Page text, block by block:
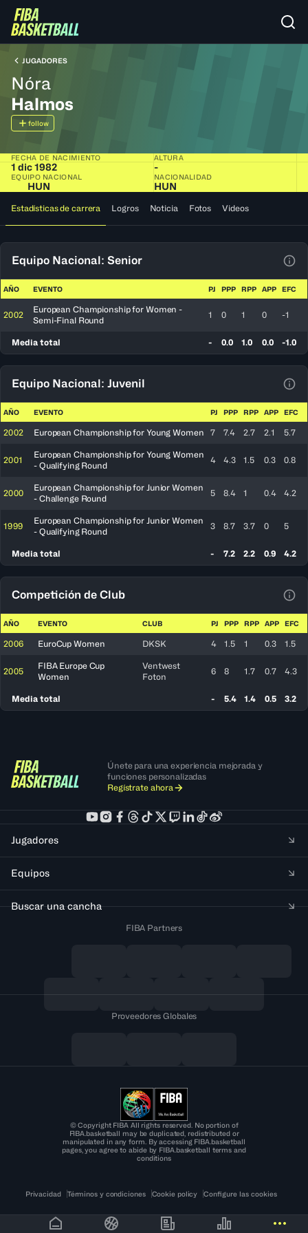
JUGADORES
Nóra
Halmos
follow
FECHA DE NACIMIENTO
1 dic 1982
ALTURA
-
EQUIPO NACIONAL
HUN
NACIONALIDAD
HUN
Estadísticas de carrera Logros Noticia Fotos Videos
Equipo Nacional: Senior
AÑO EVENTO PJ PPP RPP APP EFC
2002
European Championship for Women -
Semi-Final Round
1 0 1 0 -1
Media total - 0.0 1.0 0.0 -1.0
Equipo Nacional: Juvenil
AÑO EVENTO PJ PPP RPP APP EFC
2002 European Championship for Young Women 7 7.4 2.7 2.1 5.7
2001
European Championship for Young Women
- Qualifying Round
4 4.3 1.5 0.3 0.8
2000
European Championship for Junior Women
- Challenge Round
5 8.4 1 0.4 4.2
1999
European Championship for Junior Women
- Qualifying Round
3 8.7 3.7 0 5
Media total - 7.2 2.2 0.9 4.2
Competición de Club
AÑO EVENTO CLUB PJ PPP RPP APP EFC
2006 EuroCup Women DKSK 4 1.5 1 0.3 1.5
2005
FIBA Europe Cup
Women
Ventwest
Foton
6 8 1.7 0.7 4.3
Media total - 5.4 1.4 0.5 3.2
Únete para una experiencia mejorada y
funciones personalizadas
Regístrate ahora
Jugadores
Equipos
Buscar una cancha
FIBA Partners
Proveedores Globales
© Copyright FIBA All rights reserved. No portion of
FIBA.basketball may be duplicated, redistributed or
manipulated in any form. By accessing FIBA.basketball
pages, you agree to abide by FIBA.basketball terms and
conditions
Privacidad Términos y condiciones Cookie policy Configure las cookies